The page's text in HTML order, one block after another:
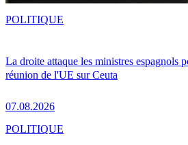
La droite attaque les ministres espagnols
réunion de l'UE sur Ceuta
07.08.2026
POLITIQUE
POLITIQUE